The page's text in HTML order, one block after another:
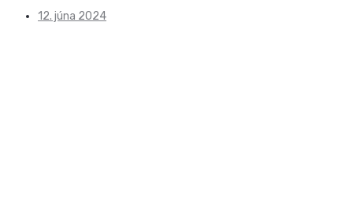
12. júna 2024